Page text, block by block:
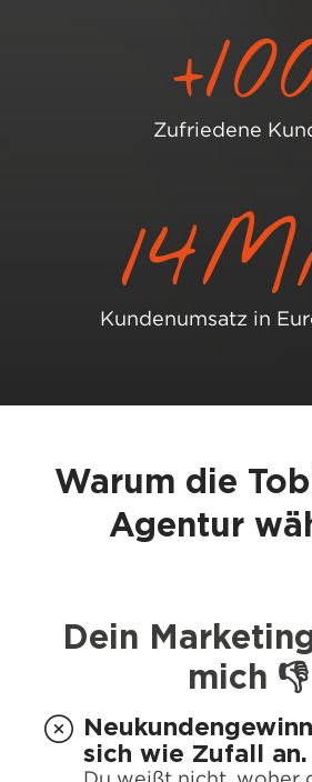
+
Zufriedene
14
Kundenumsatz in
Warum die
Agentur
Dein
mich 👎
sich wie Zufall an.